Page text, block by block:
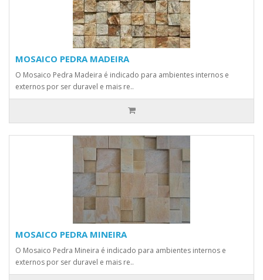
MOSAICO PEDRA MADEIRA
O Mosaico Pedra Madeira é indicado para ambientes internos e
externos por ser duravel e mais re..
MOSAICO PEDRA MINEIRA
O Mosaico Pedra Mineira é indicado para ambientes internos e
externos por ser duravel e mais re..